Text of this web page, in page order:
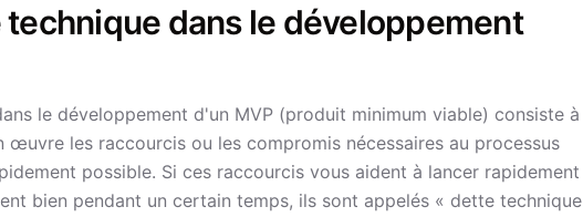
dans le développement
le développement d'un MVP (produit minimum viable) consiste à
œuvre les raccourcis ou les compromis nécessaires au processus
possible. Si ces raccourcis vous aident à lancer rapidement
bien pendant un certain temps, ils sont appelés « dette technique